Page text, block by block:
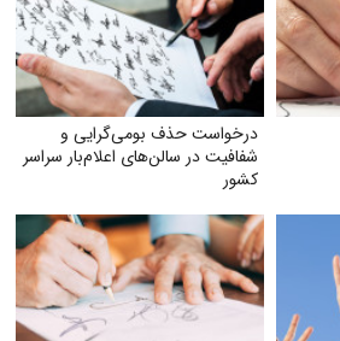
درخواست حذف بومی‌گرایی و
شفافیت در سالن‌های اعلام‌بار سراسر
کشور